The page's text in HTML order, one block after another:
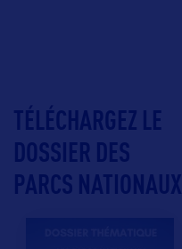
TÉLÉCHARGEZ LE
DOSSIER DES
PARCS NATIONAUX